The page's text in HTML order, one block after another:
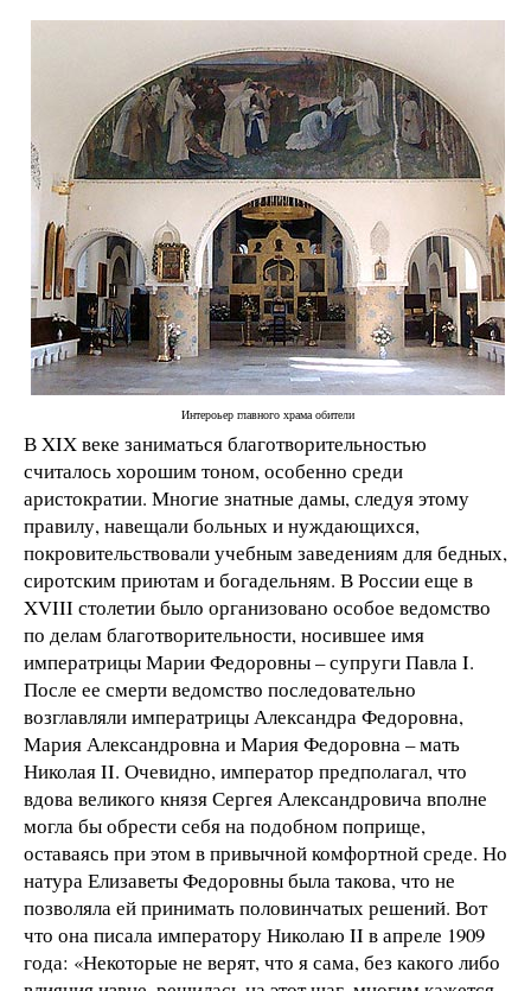
Интероьер главного храма обители
В XIX веке заниматься благотворительностью
считалось хорошим тоном, особенно среди
аристократии. Многие знатные дамы, следуя этому
правилу, навещали больных и нуждающихся,
покровительствовали учебным заведениям для бедных,
сиротским приютам и богадельням. В России еще в
XVIII столетии было организовано особое ведомство
по делам благотворительности, носившее имя
императрицы Марии Федоровны – супруги Павла I.
После ее смерти ведомство последовательно
возглавляли императрицы Александра Федоровна,
Мария Александровна и Мария Федоровна – мать
Николая II. Очевидно, император предполагал, что
вдова великого князя Сергея Александровича вполне
могла бы обрести себя на подобном поприще,
оставаясь при этом в привычной комфортной среде. Но
натура Елизаветы Федоровны была такова, что не
позволяла ей принимать половинчатых решений. Вот
что она писала императору Николаю II в апреле 1909
года: «Некоторые не верят, что я сама, без какого либо